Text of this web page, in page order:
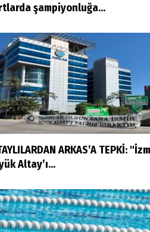
şampiyonluğa...
ARKAS’A TEPKİ:
Altay’ı...